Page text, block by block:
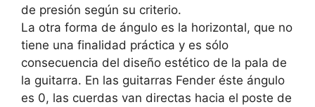
de presión según su criterio.
La otra forma de ángulo es la horizontal, que no
tiene una finalidad práctica y es sólo
consecuencia del diseño estético de la pala de
la guitarra. En las guitarras Fender éste ángulo
es 0, las cuerdas van directas hacia el poste de